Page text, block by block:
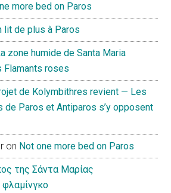
more bed on Paros
lit de plus à Paros
zone humide de Santa Maria
Flamants roses
de Kolymbithres revient — Les
Paros et Antiparos s’y opposent
on Not one more bed on Paros
της Σάντα Μαρίας
φλαμίνγκο